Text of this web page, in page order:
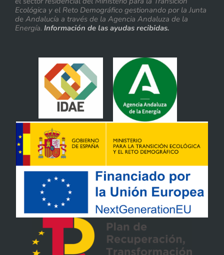
Ecológica y el Reto Demográfico gestionando por la Junta
de Andalucía a través de la Agencia Andaluza de la
Energía. Información de las ayudas recibidas.